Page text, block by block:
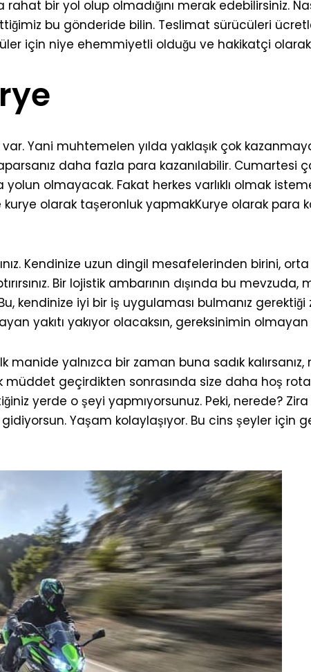
bir yol olup olmadığını merak edebilirsiniz.
bu gönderide bilin. Teslimat sürücüleri
için niye ehemmiyetli olduğu ve hakikatçi
Yani muhtemelen yılda yaklaşık çok
daha fazla para kazanılabilir. Cumartesi
yolun olmayacak. Fakat herkes varlıklı olmak
olarak taşeronluk yapmakKurye olarak para
Kendinize uzun dingil mesafelerinden birini,
Bir lojistik ambarının dışında bu
kendinize iyi bir iş uygulaması bulmanız
yakıtı yakıyor olacaksın, gereksinimin olmayan
manide yalnızca bir zaman buna sadık
müddet geçirdikten sonrasında size daha hoş
yerde o şeyi yapmıyorsunuz. Peki, nerede?
Yaşam kolaylaşıyor. Bu cins şeyler